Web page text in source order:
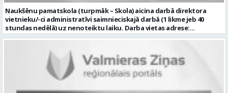
rubenes.pamatskola@valmiera.edu.lv ar norādi “Skolotāja palīga
vakance” līdz 2026. gada 16.augustam plkst. 12.00. Tālrunis papildu
informācijai: 29487602 Profesija: SKOLOTĀJA PALĪGS Darba vietas
adrese: LATVIJA, Rūķu iela 3, Rubene, Kocēnu pag., Valmieras nov.
Darbības joma: Izglītība / Zinātne Pieteikto vietu skaits: 1 Aktuāla
līdz: 2026-08-16 Kontaktpersona:
rubenes.pamatskola@valmiera.edu.lv 29487602 Izglītības līmenis:
Vispārējā vidējā izglītība
Naukšēnu pamatskola (turpmāk – Skola) aicina darbā direktora
vietnieku/-ci administratīvi saimnieciskajā darbā (1 likme jeb 40
stundas nedēļā) uz nenoteiktu laiku. Darba vietas adrese:
“Naukšēnu skola”, Naukšēni, Naukšēnu pagasts, Valmieras novads.
kontrolēt tehnisko darbinieku darbu, nodrošinot saimniecisko
darbu izpildi; • piedalīties Skolas budžeta plānošanā, izpildes
kontrolē un iepirkuma procedūras izstrādē un organizēšanā,
nodrošināt Skolas racionālu resursu izmantošanu; • iegādāties
nepieciešamo inventāru, instrumentus un citas materiālās vērtības,